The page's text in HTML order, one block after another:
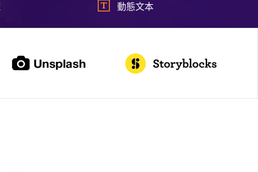
動態文本